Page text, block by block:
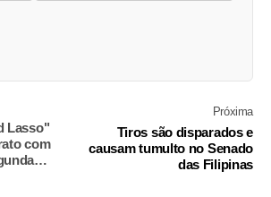
Lasso"
com
Próxima
Tiros são disparados e
causam tumulto no Senado
das Filipinas